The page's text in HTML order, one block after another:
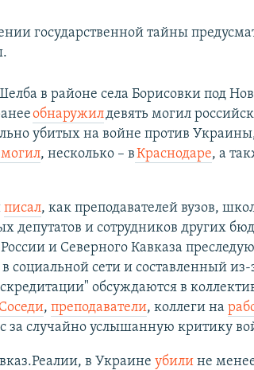
государственной тайны
в районе села Борисовки под
обнаружилдевять могил
убитых на войне против
, несколько – вКраснодаре, а
писал, как преподавателей вузов,
депутатов и сотрудников других
и Северного Кавказа
социальной сети и составленный
обсуждаются в
Соседи, преподаватели, коллеги на
за случайно услышанную критику
в Украине убилине